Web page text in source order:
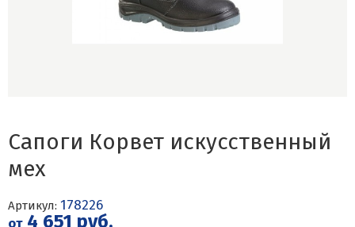
Сапоги Корвет искусственный
мех
Артикул: 178226
от4 651 руб.